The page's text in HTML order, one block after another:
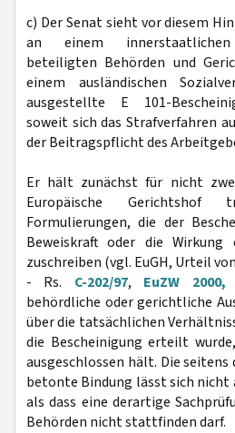
c) Der Senat sieht vor diesem
an einem innerstaatlichen
beteiligten Behörden und
einem ausländischen
ausgestellte E 101-
soweit sich das Strafverfahren
der Beitragspflicht des
Er hält zunächst für nicht
Europäische Gerichtshof
Formulierungen, die der
Beweiskraft oder die Wirkung
zuschreiben (vgl. EuGH, Urteil
- Rs. C-202/97, EuZW 2000,
behördliche oder gerichtliche
über die tatsächlichen
die Bescheinigung erteilt
ausgeschlossen hält. Die seitens
betonte Bindung lässt sich nicht
als dass eine derartige
Behörden nicht stattfinden darf.